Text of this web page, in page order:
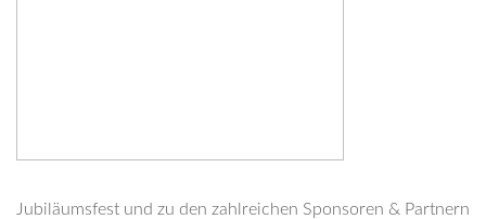
Jubiläumsfest und zu den zahlreichen Sponsoren & Partnern